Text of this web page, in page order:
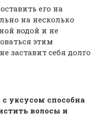
его на
на несколько
водой и не
этим
заставит себя долго
уксусом способна
волосы и